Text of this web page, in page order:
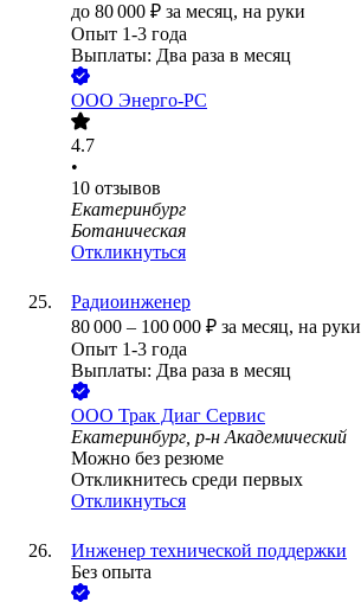
до 80 000 ₽ за месяц, на руки
Опыт 1-3 года
Выплаты: Два раза в месяц
ООО Энерго-РС
4.7
•
10 отзывов
Екатеринбург
Ботаническая
Откликнуться
Радиоинженер
80 000 – 100 000 ₽ за месяц, на руки
Опыт 1-3 года
Выплаты: Два раза в месяц
ООО Трак Диаг Сервис
Екатеринбург, р-н Академический
Можно без резюме
Откликнитесь среди первых
Откликнуться
Инженер технической поддержки
Без опыта